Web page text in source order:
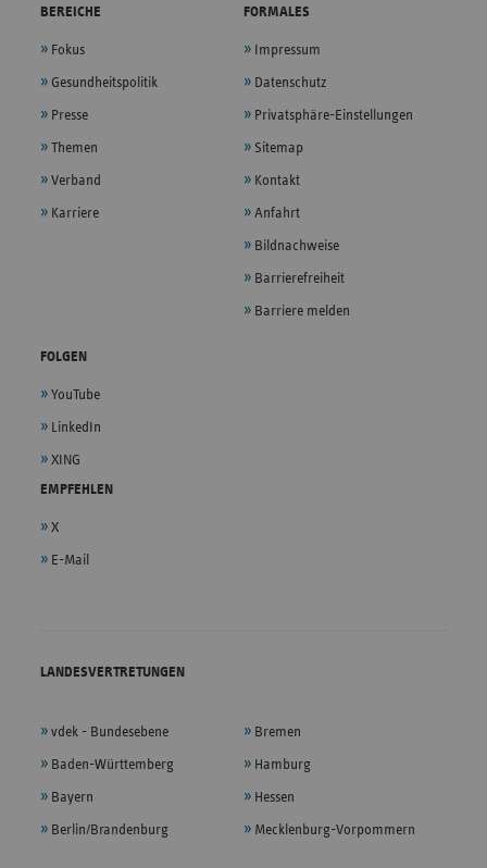
BEREICHE
Fokus
Gesundheitspolitik
Presse
Themen
Verband
Karriere
FORMALES
Impressum
Datenschutz
Privatsphäre-Einstellungen
Sitemap
Kontakt
Anfahrt
Bildnachweise
Barrierefreiheit
Barriere melden
FOLGEN
YouTube
LinkedIn
XING
EMPFEHLEN
X
E-Mail
LANDESVERTRETUNGEN
vdek - Bundesebene
Baden-Württemberg
Bayern
Berlin/Brandenburg
Bremen
Hamburg
Hessen
Mecklenburg-Vorpommern